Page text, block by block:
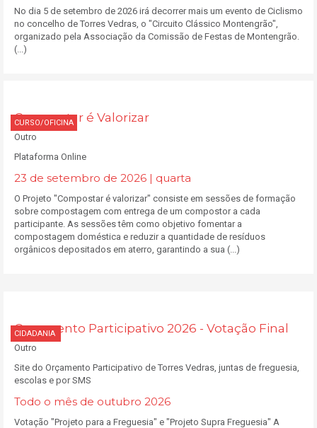
No dia 5 de setembro de 2026 irá decorrer mais um evento de Ciclismo
no concelho de Torres Vedras, o "Circuito Clássico Montengrão",
organizado pela Associação da Comissão de Festas de Montengrão.
(...)
CURSO/OFICINA
Compostar é Valorizar
Outro
Plataforma Online
23 de setembro de 2026 | quarta
O Projeto "Compostar é valorizar" consiste em sessões de formação
sobre compostagem com entrega de um compostor a cada
participante. As sessões têm como objetivo fomentar a
compostagem doméstica e reduzir a quantidade de resíduos
orgânicos depositados em aterro, garantindo a sua (...)
CIDADANIA
Orçamento Participativo 2026 - Votação Final
Outro
Site do Orçamento Participativo de Torres Vedras, juntas de freguesia,
escolas e por SMS
Todo o mês de outubro 2026
Votação "Projeto para a Freguesia" e "Projeto Supra Freguesia" A